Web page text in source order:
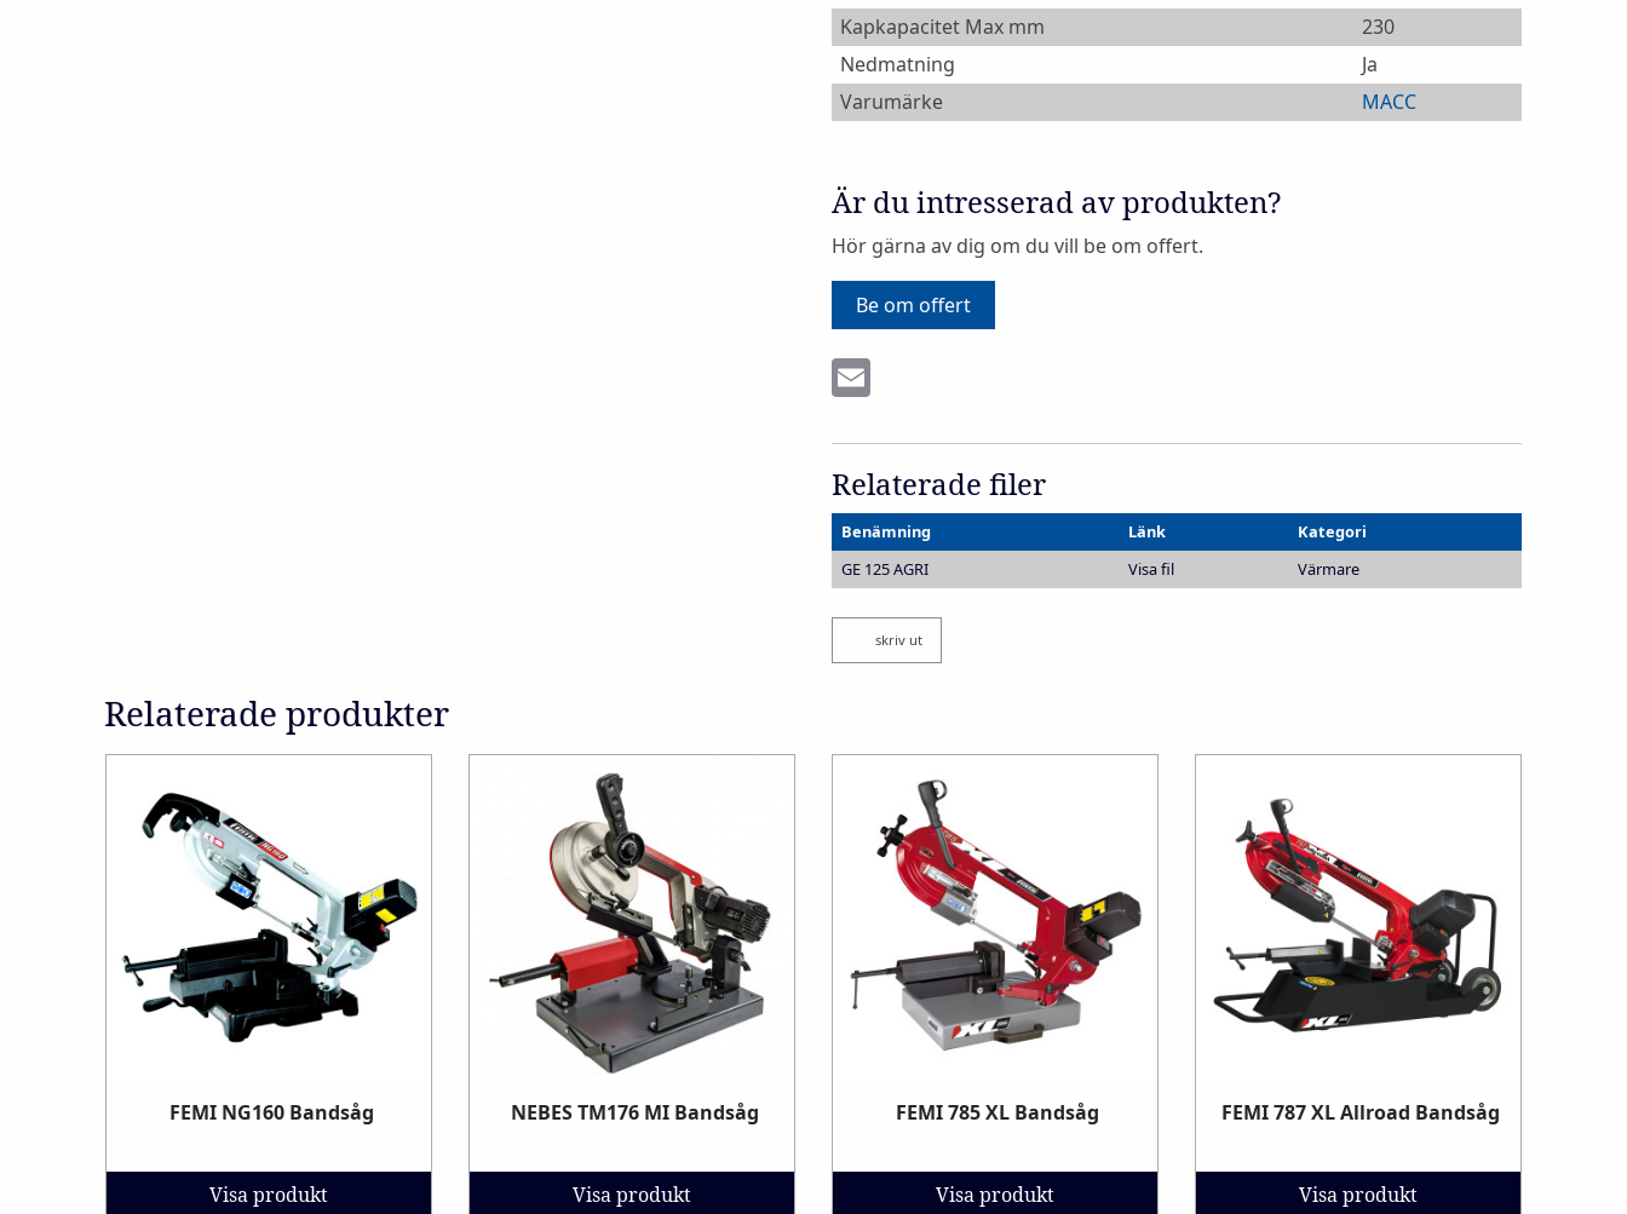
Kapkapacitet Max mm
230
Nedmatning
Ja
Varumärke
MACC
Är du intresserad av produkten?
Hör gärna av dig om du vill be om offert.
Be om offert
Relaterade filer
Benämning Länk
Kategori
GE 125 AGRI
Visa fil Värmare
skriv ut
Relaterade produkter
FEMI NG160 Bandsåg
Visa produkt
NEBES TM176 MI Bandsåg
Visa produkt
FEMI 785 XL Bandsåg
Visa produkt
FEMI 787 XL Allroad Bandsåg
Visa produkt